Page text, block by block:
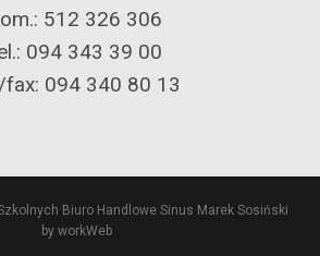
512 326 306
094 343 39 00
fax: 094 340 80 13
Biuro Handlowe Sinus Marek Sosiński
by workWeb